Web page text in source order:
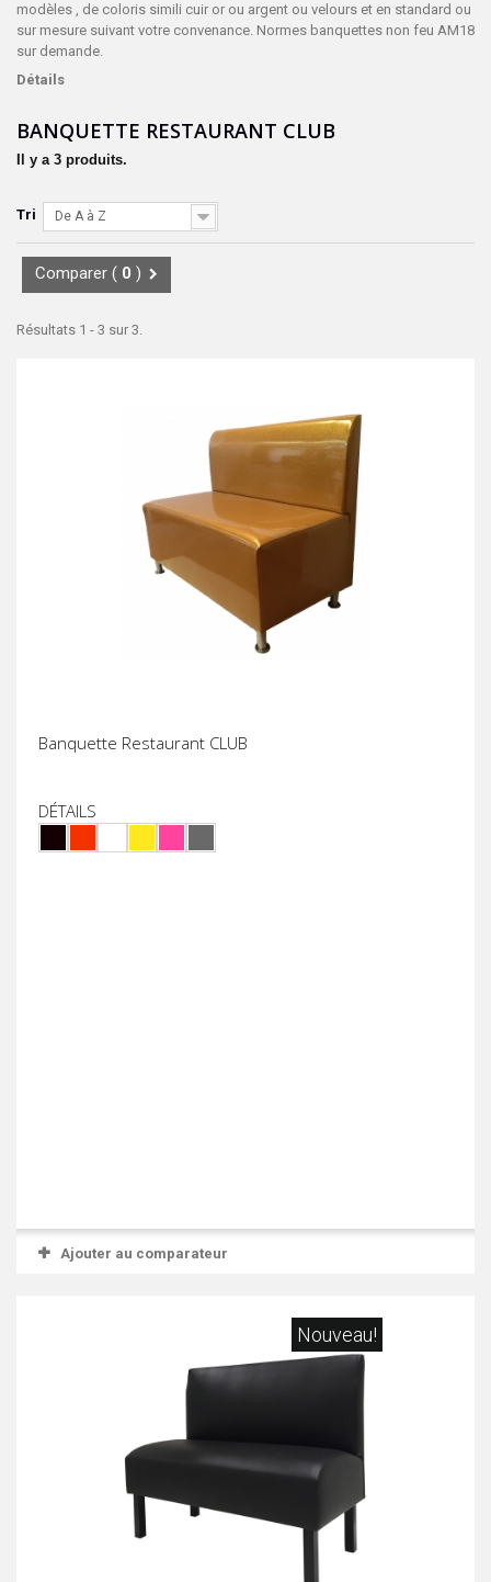
modèles , de coloris simili cuir or ou argent ou velours et en standard ou
sur mesure suivant votre convenance. Normes banquettes non feu AM18
sur demande.
Détails
BANQUETTE RESTAURANT CLUB
Il y a 3 produits.
Tri De A à Z
Comparer ( 0 )
Résultats 1 - 3 sur 3.
Banquette Restaurant CLUB
DÉTAILS
Ajouter au comparateur
Nouveau!